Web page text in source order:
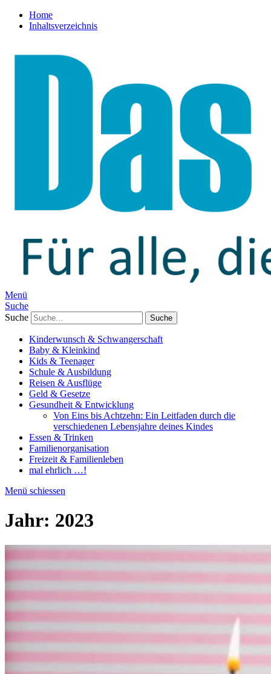
Home
Inhaltsverzeichnis
Menü
Suche
Suche
Kinderwunsch & Schwangerschaft
Baby & Kleinkind
Kids & Teenager
Schule & Ausbildung
Reisen & Ausflüge
Geld & Gesetze
Gesundheit & Entwicklung
Von Eins bis Achtzehn: Ein Leitfaden durch die
verschiedenen Lebensjahre deines Kindes
Essen & Trinken
Familienorganisation
Freizeit & Familienleben
mal ehrlich …!
Menü schiessen
Jahr: 2023